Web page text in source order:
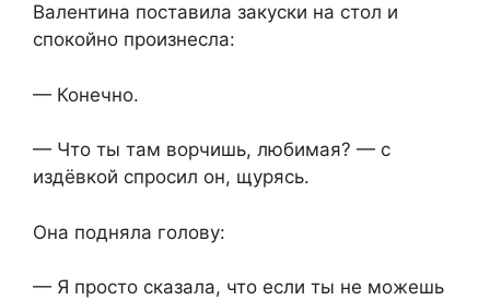
Валентина поставила закуски на стол и
спокойно произнесла:
— Конечно.
— Что ты там ворчишь, любимая? — с
издёвкой спросил он, щурясь.
Она подняла голову:
— Я просто сказала, что если ты не можешь